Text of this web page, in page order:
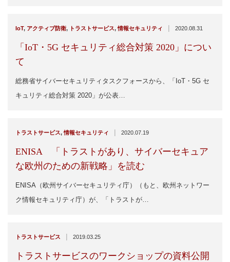
IoT, アクティブ防衛, トラストサービス,情報セキュリティ | 2020.08.31
「IoT・5G セキュリティ総合対策 2020」につい
て
総務省サイバーセキュリティタスクフォースから、「IoT・5G セ
キュリティ総合対策 2020」が公表…
トラストサービス,情報セキュリティ | 2020.07.19
ENISA 「トラストがあり、サイバーセキュア
な欧州のための新戦略」を読む
ENISA（欧州サイバーセキュリティ庁）（もと、欧州ネットワー
ク情報セキュリティ庁）が、「トラストが…
トラストサービス | 2019.03.25
トラストサービスのワークショップの資料公開